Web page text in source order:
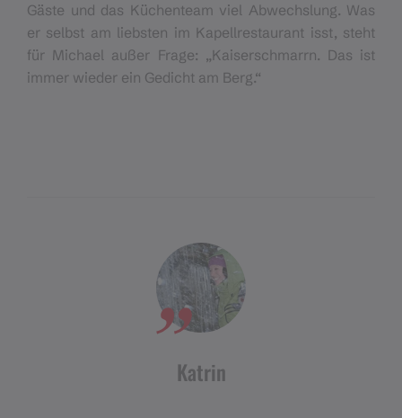
Gäste und das Küchenteam viel Abwechslung. Was
er selbst am liebsten im Kapellrestaurant isst, steht
für Michael außer Frage: „Kaiserschmarrn. Das ist
immer wieder ein Gedicht am Berg.“
Katrin